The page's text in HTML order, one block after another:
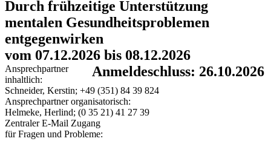
Durch frühzeitige Unterstützung
mentalen Gesundheitsproblemen
entgegenwirken
vom 07.12.2026 bis 08.12.2026
Anmeldeschluss: 26.10.2026
Ansprechpartner
inhaltlich:
Schneider, Kerstin; +49 (351) 84 39 824
Ansprechpartner organisatorisch:
Helmeke, Herlind; (0 35 21) 41 27 39
Zentraler E-Mail Zugang
für Fragen und Probleme: